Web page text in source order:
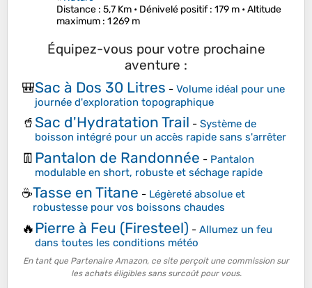
Distance : 5,7 Km • Dénivelé positif: 179 m •Altitude
maximum : 1 269 m
Équipez-vous pour votre prochaine
aventure :
🎒Sac à Dos 30 Litres - Volume idéal pour une
journée d'exploration topographique
🥤 Sac d'Hydratation Trail - Système de
boisson intégré pour un accès rapide sans s'arrêter
👖 Pantalon de Randonnée - Pantalon
modulable en short, robuste et séchage rapide
☕Tasse en Titane - Légèreté absolue et
robustesse pour vos boissons chaudes
🔥Pierre à Feu (Firesteel) - Allumez un feu
dans toutes les conditions météo
En tant que Partenaire Amazon, ce site perçoit une commission sur
les achats éligibles sans surcoût pour vous.